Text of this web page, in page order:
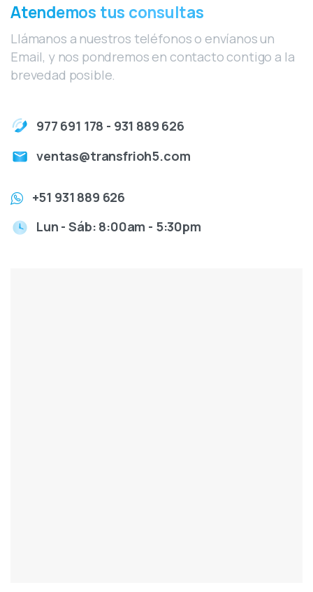
Atendemos tus consultas
Llámanos a nuestros teléfonos o envíanos un
Email, y nos pondremos en contacto contigo a la
brevedad posible.
977 691 178 - 931 889 626
ventas@transfrioh5.com
+51 931 889 626
Lun - Sáb: 8:00am - 5:30pm